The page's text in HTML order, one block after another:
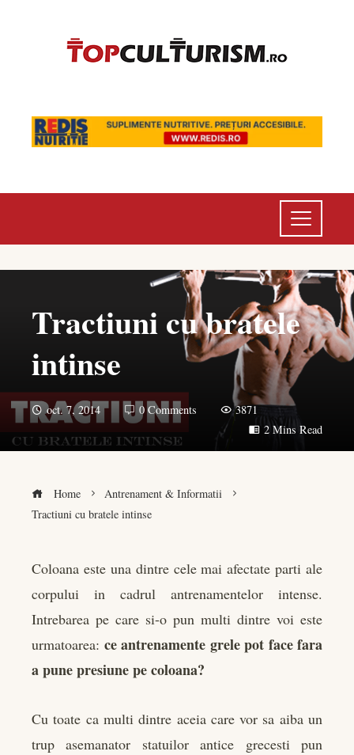
Tractiuni cu bratele
intinse
oct. 7, 2014 0 Comments
3871
2 Mins Read
Home
Antrenament & Informatii
Tractiuni cu bratele intinse
Coloana este una dintre cele mai afectate parti ale
corpului in cadrul antrenamentelor intense.
Intrebarea pe care si-o pun multi dintre voi este
urmatoarea: ce antrenamente grele pot face fara
a pune presiune pe coloana?
Cu toate ca multi dintre aceia care vor sa aiba un
trup asemanator statuilor antice grecesti pun